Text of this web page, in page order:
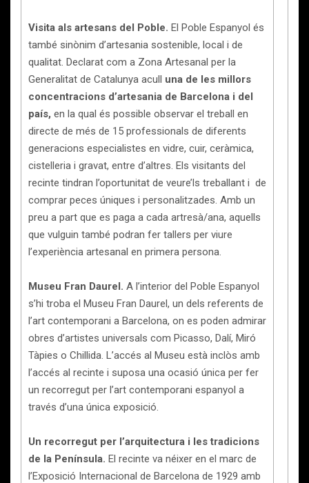
Visita als artesans del Poble. El Poble Espanyol és
també sinònim d’artesania sostenible, local i de
qualitat. Declarat com a Zona Artesanal per la
Generalitat de Catalunya acull una de les millors
concentracions d’artesania de Barcelona i del
país, en la qual és possible observar el treball en
directe de més de 15 professionals de diferents
generacions especialistes en vidre, cuir, ceràmica,
cistelleria i gravat, entre d’altres. Els visitants del
recinte tindran l’oportunitat de veure’ls treballant i de
comprar peces úniques i personalitzades. Amb un
preu a part que es paga a cada artresà/ana, aquells
que vulguin també podran fer tallers per viure
l’experiència artesanal en primera persona.
Museu Fran Daurel. A l’interior del Poble Espanyol
s’hi troba el Museu Fran Daurel, un dels referents de
l’art contemporani a Barcelona, on es poden admirar
obres d’artistes universals com Picasso, Dalí, Miró
Tàpies o Chillida. L’accés al Museu està inclòs amb
l’accés al recinte i suposa una ocasió única per fer
un recorregut per l’art contemporani espanyol a
través d’una única exposició.
Un recorregut per l’arquitectura i les tradicions
de la Península. El recinte va néixer en el marc de
l’Exposició Internacional de Barcelona de 1929 amb